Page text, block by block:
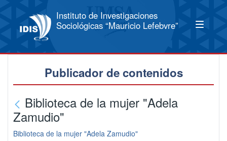
Instituto de Investigaciones
Sociológicas “Mauricio Lefebvre”
Publicador de contenidos
Biblioteca de la mujer "Adela
Zamudio"
Biblioteca de la mujer "Adela Zamudio"